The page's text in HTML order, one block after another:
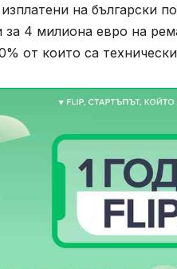
на български
4 милиона евро на
от които са